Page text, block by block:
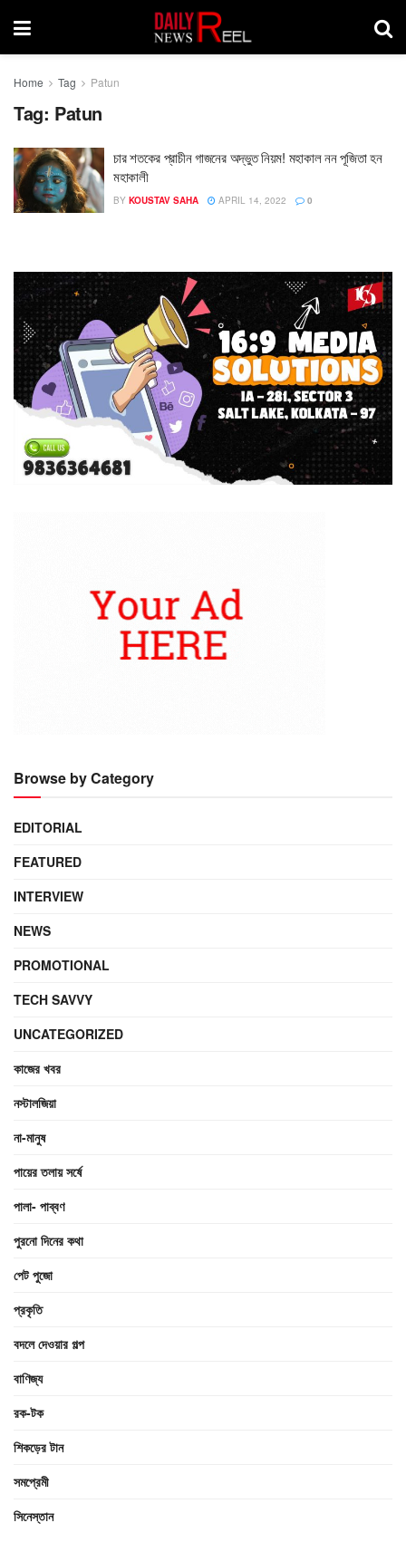
Home Tag Patun
Tag: Patun
চার শতকের প্রাচীন গাজনের অদ্ভুত নিয়ম! মহাকাল নন পূজিতা হন
মহাকালী
BY KOUSTAV SAHA APRIL 14, 2022 0
Browse by Category
EDITORIAL
FEATURED
INTERVIEW
NEWS
PROMOTIONAL
TECH SAVVY
UNCATEGORIZED
কাজের খবর
নস্টালজিয়া
না-মানুষ
পায়ের তলায় সর্ষে
পালা- পাব্বণ
পুরনো দিনের কথা
পেট পুজো
প্রকৃতি
বদলে দেওয়ার গল্প
বাণিজ্য
রক-টক
শিকড়ের টান
সমপ্রেমী
সিনেস্তান